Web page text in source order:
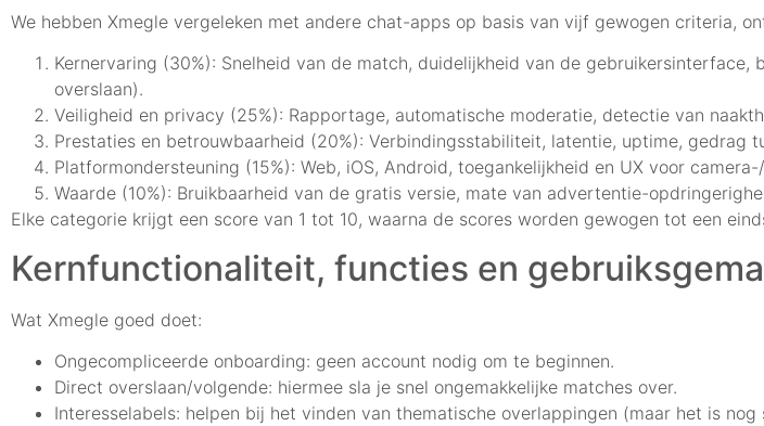
We hebben Xmegle vergeleken met andere chat-apps op basis van vijf gewogen criteria,
Kernervaring (30%): Snelheid van de match, duidelijkheid van de
overslaan).
Veiligheid en privacy (25%): Rapportage, automatische moderatie, detectie van
Prestaties en betrouwbaarheid (20%): Verbindingsstabiliteit, latentie, uptime, gedrag
Platformondersteuning (15%): Web, iOS, Android, toegankelijkheid en UX voor
Waarde (10%): Bruikbaarheid van de gratis versie, mate van advertentie-
Elke categorie krijgt een score van 1 tot 10, waarna de scores worden gewogen tot een
Kernfunctionaliteit, functies en
Wat Xmegle goed doet:
Ongecompliceerde onboarding: geen account nodig om te beginnen.
Direct overslaan/volgende: hiermee sla je snel ongemakkelijke matches over.
Interesselabels: helpen bij het vinden van thematische overlappingen (maar het is